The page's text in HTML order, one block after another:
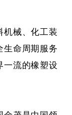
机械、化工装
生命周期服务
一流的橡塑设